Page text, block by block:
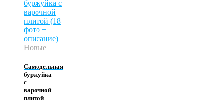
Новые
Самодельная
буржуйка
с
варочной
плитой